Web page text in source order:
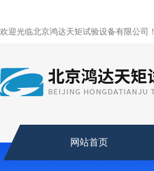
欢迎光临北京鸿达天矩试验设备有限公司！
网站首页